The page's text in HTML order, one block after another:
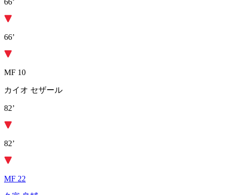
66’
66’
MF 10
カイオ セザール
82’
82’
MF 22